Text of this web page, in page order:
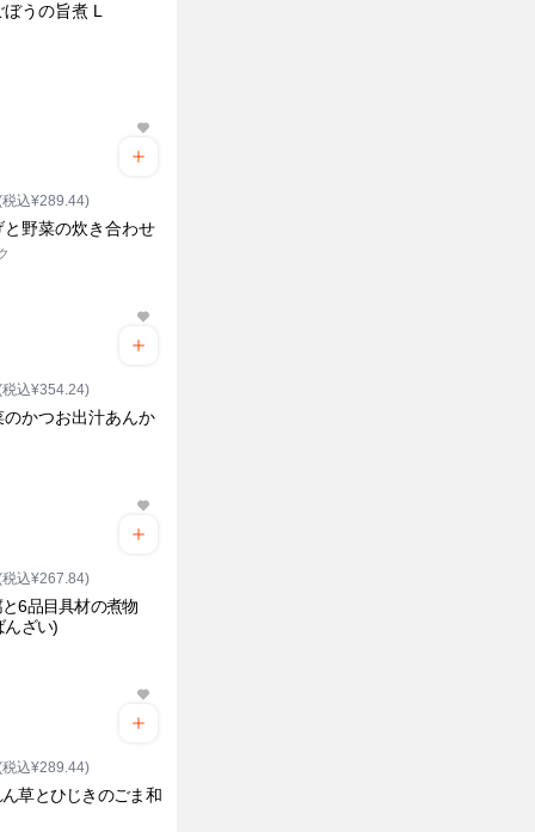
ぼうの旨煮 L
税込¥289.44)
と野菜の炊き合わせ
税込¥354.24)
のかつお出汁あんか
税込¥267.84)
6品目具材の煮物
んざい)
税込¥289.44)
草とひじきのごま和